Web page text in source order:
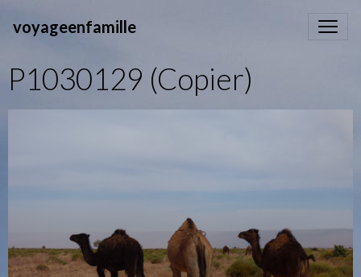
voyageenfamille
P1030129 (Copier)